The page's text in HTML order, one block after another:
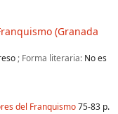
(Granada
; Forma literaria: No es
del Franquismo75-83 p.